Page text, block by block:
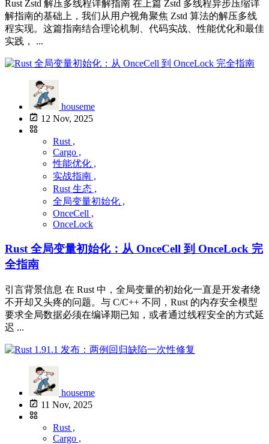
Rust Zstd 解压多线程详解指南 在上篇 Zstd 多线程异步压缩详
解指南的基础上，我们从用户视角聚焦 Zstd 算法的解压多线
程实现。这篇指南结合理论机制、代码实战、性能优化和最佳
实践， ...
houseme
12 Nov, 2025
Rust ,
Cargo ,
性能优化 ,
实战指南 ,
Rust 生态 ,
全局变量初始化 ,
OnceCell ,
OnceLock
Rust 全局变量初始化：从 OnceCell 到 OnceLock 完
全指南
引言背景信息 在 Rust 中，全局变量的初始化一直是开发者绕
不开却又头疼的问题。与 C/C++ 不同，Rust 的内存安全模型
要求全局数据必须在编译期已知，或者通过线程安全的方式延
迟 ...
houseme
11 Nov, 2025
Rust ,
Cargo ,